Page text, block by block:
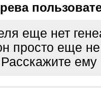
еще нет
просто еще не
ему